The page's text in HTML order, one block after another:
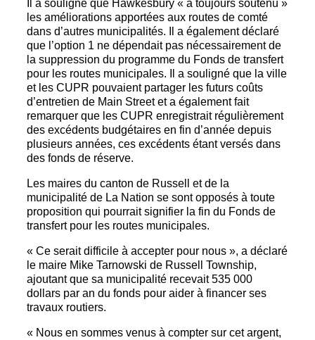
Il a souligné que Hawkesbury « a toujours soutenu »
les améliorations apportées aux routes de comté
dans d’autres municipalités. Il a également déclaré
que l’option 1 ne dépendait pas nécessairement de
la suppression du programme du Fonds de transfert
pour les routes municipales. Il a souligné que la ville
et les CUPR pouvaient partager les futurs coûts
d’entretien de Main Street et a également fait
remarquer que les CUPR enregistrait régulièrement
des excédents budgétaires en fin d’année depuis
plusieurs années, ces excédents étant versés dans
des fonds de réserve.
Les maires du canton de Russell et de la
municipalité de La Nation se sont opposés à toute
proposition qui pourrait signifier la fin du Fonds de
transfert pour les routes municipales.
« Ce serait difficile à accepter pour nous », a déclaré
le maire Mike Tarnowski de Russell Township,
ajoutant que sa municipalité recevait 535 000
dollars par an du fonds pour aider à financer ses
travaux routiers.
« Nous en sommes venus à compter sur cet argent,